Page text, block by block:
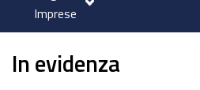
Imprese
In evidenza